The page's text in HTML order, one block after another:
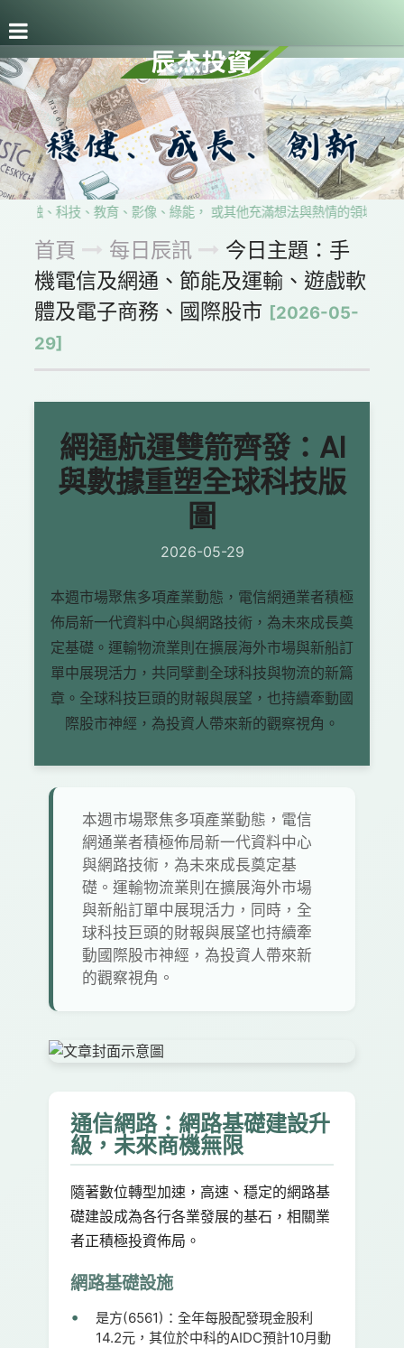
融、科技、教育、影像、綠能， 或其他充滿想法與熱情的領域， 歡
首頁 每日辰訊
今日主題：手
機電信及網通、節能及運輸、遊戲軟
體及電子商務、國際股市 [2026-05-
29]
網通航運雙箭齊發：AI
與數據重塑全球科技版
圖
2026-05-29
本週市場聚焦多項產業動態，電信網通業者積極
佈局新一代資料中心與網路技術，為未來成長奠
定基礎。運輸物流業則在擴展海外市場與新船訂
單中展現活力，共同擘劃全球科技與物流的新篇
章。全球科技巨頭的財報與展望，也持續牽動國
際股市神經，為投資人帶來新的觀察視角。
本週市場聚焦多項產業動態，電信
網通業者積極佈局新一代資料中心
與網路技術，為未來成長奠定基
礎。運輸物流業則在擴展海外市場
與新船訂單中展現活力，同時，全
球科技巨頭的財報與展望也持續牽
動國際股市神經，為投資人帶來新
的觀察視角。
通信網路：網路基礎建設升
級，未來商機無限
隨著數位轉型加速，高速、穩定的網路基
礎建設成為各行各業發展的基石，相關業
者正積極投資佈局。
網路基礎設施
是方(6561)： 全年每股配發現金股利
14.2元，其位於中科的AIDC預計10月動